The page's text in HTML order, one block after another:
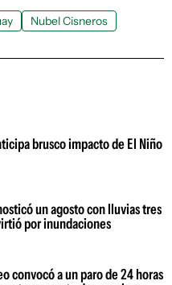
Nubel Cisneros
brusco impacto de El Niño
un agosto con lluvias tres
por inundaciones
convocó a un paro de 24 horas